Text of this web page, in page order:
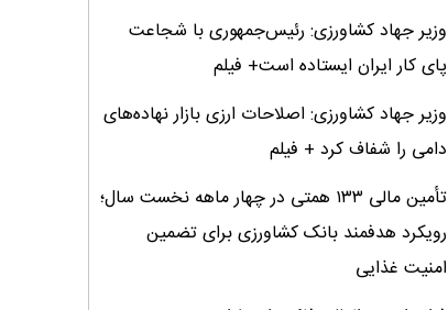
وزیر جهاد کشاورزی: رئیس‌جمهوری با شجاعت
پای کار ایران ایستاده است+ فیلم
وزیر جهاد کشاورزی: اصلاحات ارزی بازار نهاده‌های
دامی را شفاف کرد + فیلم
تأمین مالی ۱۳۳ همتی در چهار ماهه نخست سال؛
رویکرد هدفمند بانک کشاورزی برای تضمین
امنیت غذایی